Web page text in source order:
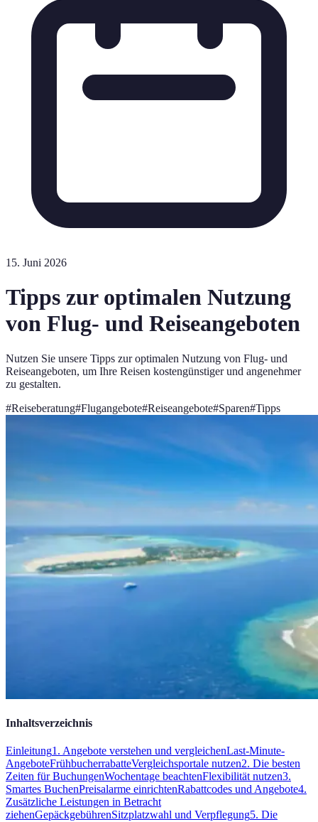
15. Juni 2026
Tipps zur optimalen Nutzung
von Flug- und Reiseangeboten
Nutzen Sie unsere Tipps zur optimalen Nutzung von Flug- und
Reiseangeboten, um Ihre Reisen kostengünstiger und angenehmer
zu gestalten.
#Reiseberatung#Flugangebote#Reiseangebote#Sparen#Tipps
Inhaltsverzeichnis
Einleitung1. Angebote verstehen und vergleichenLast-Minute-
AngeboteFrühbucherrabatteVergleichsportale nutzen2. Die besten
Zeiten für BuchungenWochentage beachtenFlexibilität nutzen3.
Smartes BuchenPreisalarme einrichtenRabattcodes und Angebote4.
Zusätzliche Leistungen in Betracht
ziehenGepäckgebührenSitzplatzwahl und Verpflegung5. Die